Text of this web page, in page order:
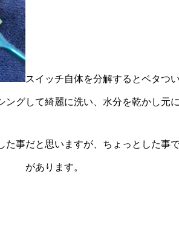
スイッチ自体を分解するとベタつ
グして綺麗に洗い、水分を乾かし元
事だと思いますが、ちょっとした事
があります。